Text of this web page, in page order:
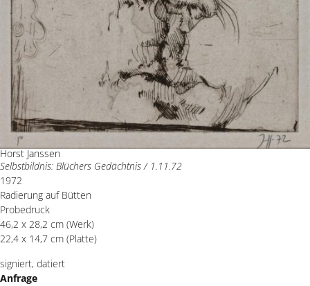
Horst Janssen
Selbstbildnis: Blüchers Gedächtnis / 1.11.72
1972
Radierung auf Bütten
Probedruck
46,2 x 28,2 cm (Werk)
22,4 x 14,7 cm (Platte)
signiert, datiert
Anfrage